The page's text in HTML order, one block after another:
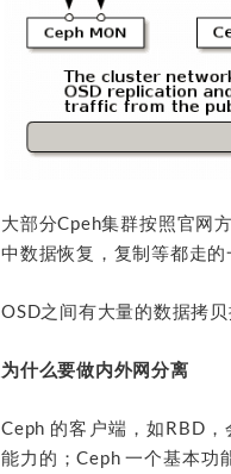
大部分Cpeh集群按照官网
中数据恢复，复制等都走
OSD之间有大量的数据拷
为什么要做内外网分离
Ceph 的客户端，如RBD
能力的；Ceph 一个基本功